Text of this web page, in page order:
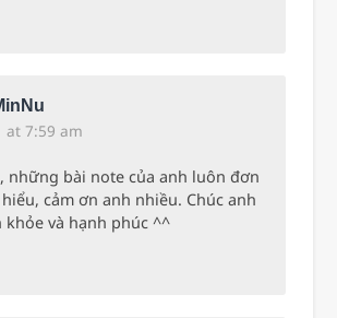
at 7:59 am
những bài note của anh luôn đơn
cảm ơn anh nhiều. Chúc anh
khỏe và hạnh phúc ^^